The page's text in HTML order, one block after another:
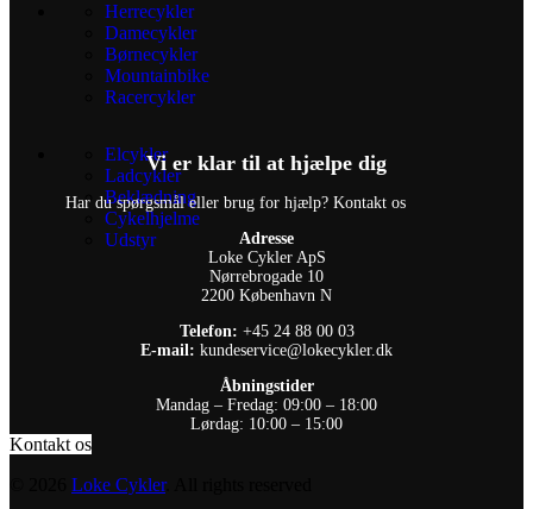
Herrecykler
Damecykler
Børnecykler
Mountainbike
Racercykler
Elcykler
Ladcykler
Beklædning
Cykelhjelme
Udstyr
Vi er klar til at hjælpe dig
Har du spørgsmål eller brug for hjælp? Kontakt os
Adresse
Loke Cykler ApS
Nørrebrogade 10
2200 København N
Telefon: +45 24 88 00 03
E-mail: kundeservice@lokecykler.dk
Åbningstider
Mandag – Fredag: 09:00 – 18:00
Lørdag: 10:00 – 15:00
Kontakt os
Loke Cykler. All rights reserved